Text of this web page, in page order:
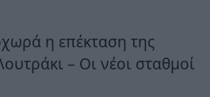
η επέκταση της
– Οι νέοι σταθμοί